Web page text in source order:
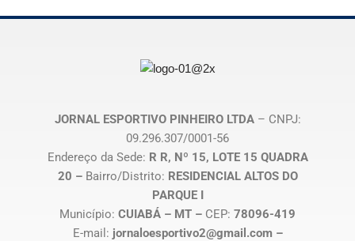
JORNAL ESPORTIVO PINHEIRO LTDA– CNPJ:
09.296.307/0001-56
Endereço da Sede: R R, Nº 15, LOTE 15 QUADRA
20 – Bairro/Distrito: RESIDENCIAL ALTOS DO
PARQUE I
Município: CUIABÁ – MT – CEP: 78096-419
E-mail: jornaloesportivo2@gmail.com –